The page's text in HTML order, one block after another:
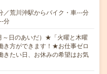
／荒川沖駅からバイク・車---分
分
～日のあいだ）★「火曜と木曜
き方ができます！★お仕事ゼロ
きたい日、お休みの希望はお気